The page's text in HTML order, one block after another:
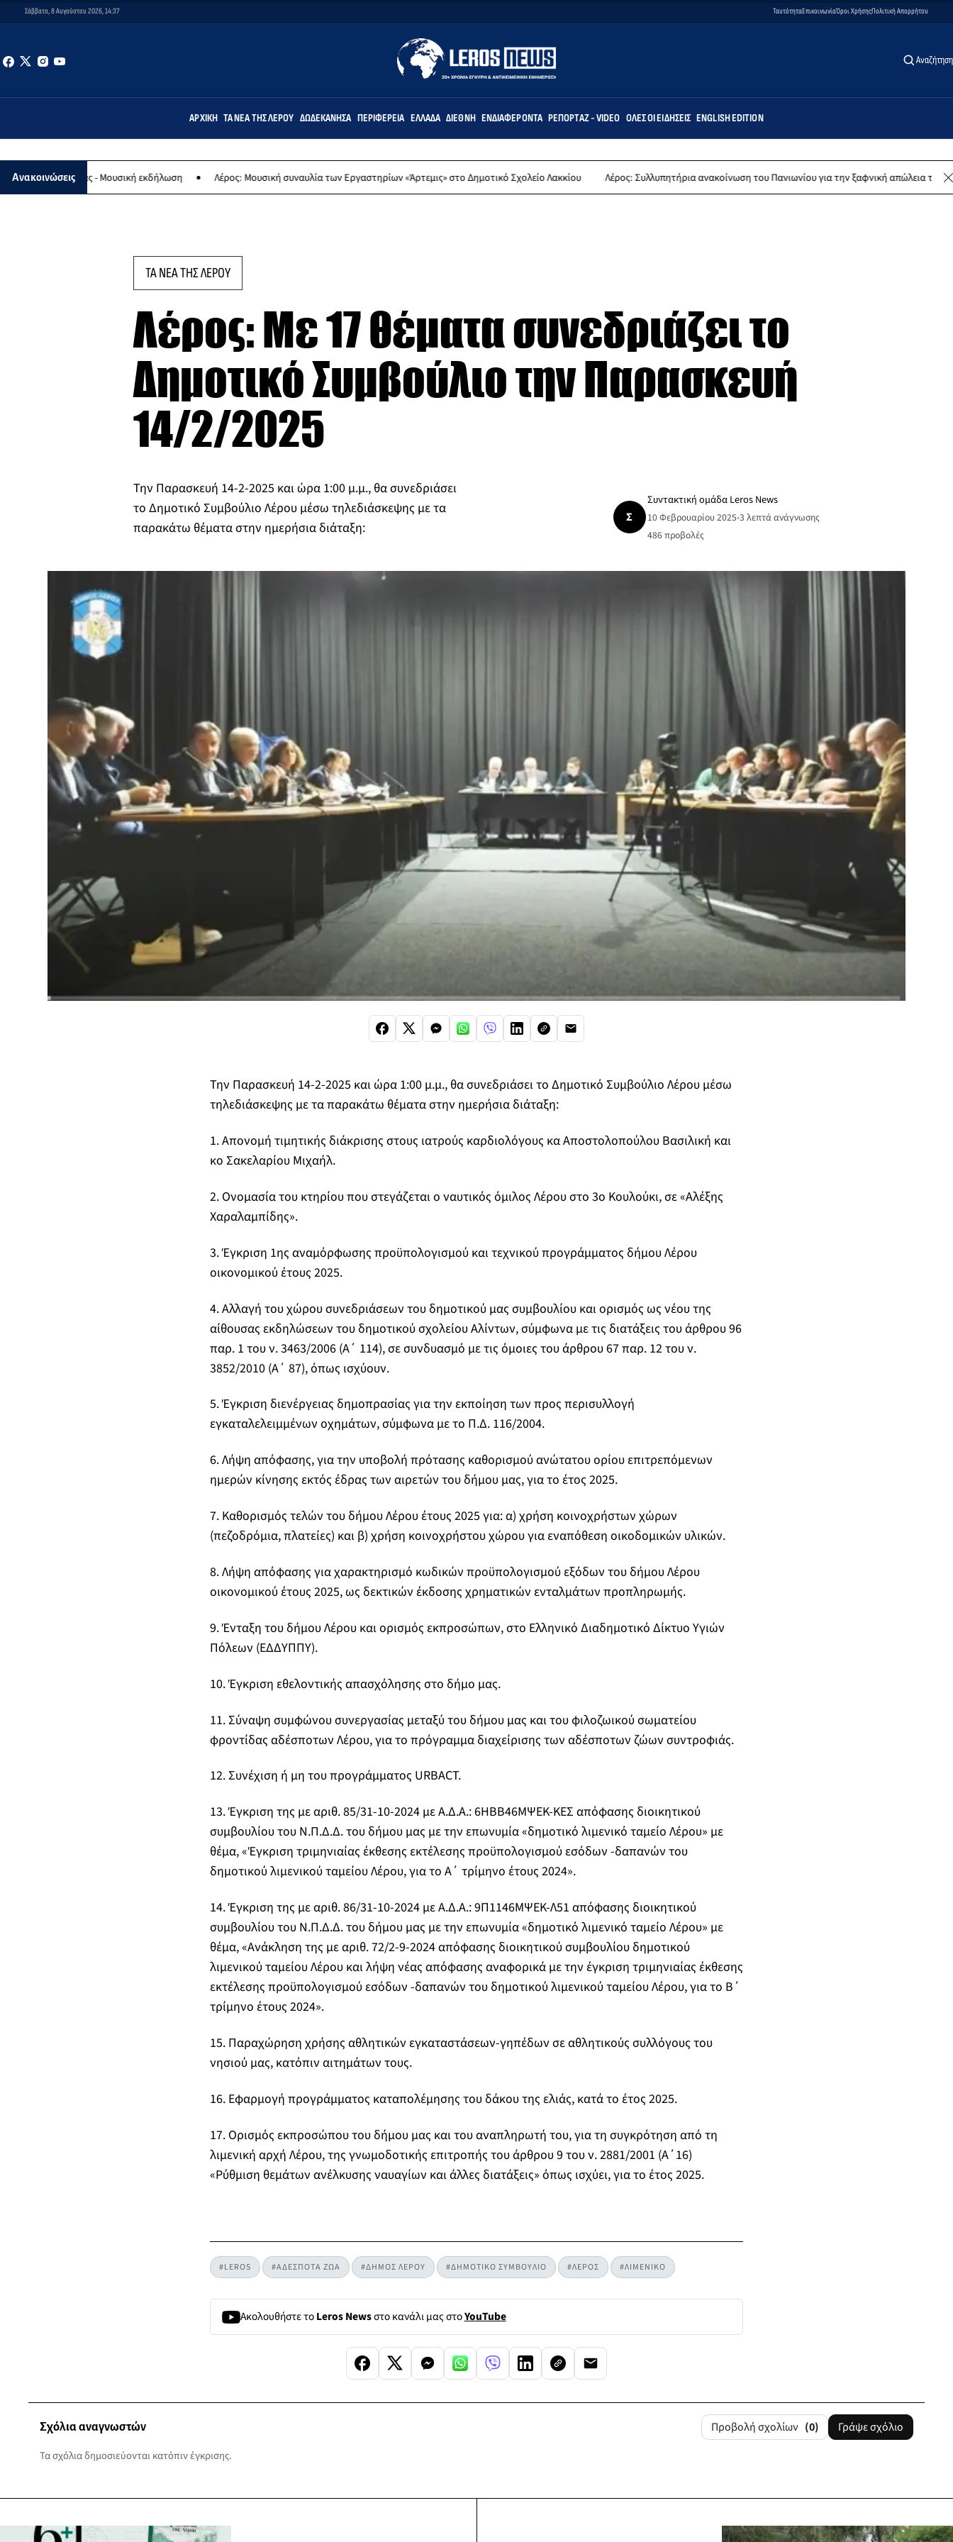
Σάββατο, 8 Αυγούστου 2026, 14:37 ΤαυτότηταΕπικοινωνίαΌροι ΧρήσηςΠολιτική Απορρήτου
Αναζήτηση
ΑΡΧΙΚΉ ΤΑ ΝΈΑ ΤΗΣ ΛΈΡΟΥ ΔΩΔΕΚΆΝΗΣΑ ΠΕΡΙΦΈΡΕΙΑ ΕΛΛΆΔΑ ΔΙΕΘΝΉ ΕΝΔΙΑΦΈΡΟΝΤΑ ΡΕΠΟΡΤΆΖ - VIDEO ΌΛΕΣ ΟΙ ΕΙΔΉΣΕΙΣ ENGLISH EDITION
Ανακοινώσεις
- Μουσική εκδήλωση Λέρος: Μουσική συναυλία των Εργαστηρίων «Άρτεμις» στο Δημοτικό Σχολείο Λακκίου Λέρος: Συλλυπητήρια ανακοίνωση του Πανιωνίου για την ξαφνική απώλεια του Δημήτρη
ΤΑ ΝΕΑ ΤΗΣ ΛΕΡΟΥ
Λέρος: Με 17 θέματα συνεδριάζει το
Δημοτικό Συμβούλιο την Παρασκευή
14/2/2025
Την Παρασκευή 14-2-2025 και ώρα 1:00 μ.μ., θα συνεδριάσει
το Δημοτικό Συμβούλιο Λέρου μέσω τηλεδιάσκεψης με τα
παρακάτω θέματα στην ημερήσια διάταξη:
Σ
Συντακτική ομάδα Leros News
10 Φεβρουαρίου 2025•3 λεπτά ανάγνωσης
486προβολές
Την Παρασκευή 14-2-2025 και ώρα 1:00 μ.μ., θα συνεδριάσει το Δημοτικό Συμβούλιο Λέρου μέσω
τηλεδιάσκεψης με τα παρακάτω θέματα στην ημερήσια διάταξη:
1. Απονομή τιμητικής διάκρισης στους ιατρούς καρδιολόγους κα Αποστολοπούλου Βασιλική και
κο Σακελαρίου Μιχαήλ.
2. Ονομασία του κτηρίου που στεγάζεται ο ναυτικός όμιλος Λέρου στο 3ο Κουλούκι, σε «Αλέξης
Χαραλαμπίδης».
3. Έγκριση 1ης αναμόρφωσης προϋπολογισμού και τεχνικού προγράμματος δήμου Λέρου
οικονομικού έτους 2025.
4. Αλλαγή του χώρου συνεδριάσεων του δημοτικού μας συμβουλίου και ορισμός ως νέου της
αίθουσας εκδηλώσεων του δημοτικού σχολείου Αλίντων, σύμφωνα με τις διατάξεις του άρθρου 96
παρ. 1 του ν. 3463/2006 (Α΄ 114), σε συνδυασμό με τις όμοιες του άρθρου 67 παρ. 12 του ν.
3852/2010 (Α΄ 87), όπως ισχύουν.
5. Έγκριση διενέργειας δημοπρασίας για την εκποίηση των προς περισυλλογή
εγκαταλελειμμένων οχημάτων, σύμφωνα με το Π.Δ. 116/2004.
6. Λήψη απόφασης, για την υποβολή πρότασης καθορισμού ανώτατου ορίου επιτρεπόμενων
ημερών κίνησης εκτός έδρας των αιρετών του δήμου μας, για το έτος 2025.
7. Καθορισμός τελών του δήμου Λέρου έτους 2025 για: α) χρήση κοινοχρήστων χώρων
(πεζοδρόμια, πλατείες) και β) χρήση κοινοχρήστου χώρου για εναπόθεση οικοδομικών υλικών.
8. Λήψη απόφασης για χαρακτηρισμό κωδικών προϋπολογισμού εξόδων του δήμου Λέρου
οικονομικού έτους 2025, ως δεκτικών έκδοσης χρηματικών ενταλμάτων προπληρωμής.
9. Ένταξη του δήμου Λέρου και ορισμός εκπροσώπων, στο Ελληνικό Διαδημοτικό Δίκτυο Υγιών
Πόλεων (ΕΔΔΥΠΠΥ).
10. Έγκριση εθελοντικής απασχόλησης στο δήμο μας.
11. Σύναψη συμφώνου συνεργασίας μεταξύ του δήμου μας και του φιλοζωικού σωματείου
φροντίδας αδέσποτων Λέρου, για το πρόγραμμα διαχείρισης των αδέσποτων ζώων συντροφιάς.
12. Συνέχιση ή μη του προγράμματος URBACT.
13. Έγκριση της με αριθ. 85/31-10-2024 με Α.Δ.Α.: 6ΗΒΒ46MΨΕΚ-ΚΕΣ απόφασης διοικητικού
συμβουλίου του Ν.Π.Δ.Δ. του δήμου μας με την επωνυμία «δημοτικό λιμενικό ταμείο Λέρου» με
θέμα, «Έγκριση τριμηνιαίας έκθεσης εκτέλεσης προϋπολογισμού εσόδων -δαπανών του
δημοτικού λιμενικού ταμείου Λέρου, για το Α΄ τρίμηνο έτους 2024».
14. Έγκριση της με αριθ. 86/31-10-2024 με Α.Δ.Α.: 9Π1146MΨΕΚ-Λ51 απόφασης διοικητικού
συμβουλίου του Ν.Π.Δ.Δ. του δήμου μας με την επωνυμία «δημοτικό λιμενικό ταμείο Λέρου» με
θέμα, «Ανάκληση της με αριθ. 72/2-9-2024 απόφασης διοικητικού συμβουλίου δημοτικού
λιμενικού ταμείου Λέρου και λήψη νέας απόφασης αναφορικά με την έγκριση τριμηνιαίας έκθεσης
εκτέλεσης προϋπολογισμού εσόδων -δαπανών του δημοτικού λιμενικού ταμείου Λέρου, για το Β΄
τρίμηνο έτους 2024».
15. Παραχώρηση χρήσης αθλητικών εγκαταστάσεων-γηπέδων σε αθλητικούς συλλόγους του
νησιού μας, κατόπιν αιτημάτων τους.
16. Εφαρμογή προγράμματος καταπολέμησης του δάκου της ελιάς, κατά το έτος 2025.
17. Ορισμός εκπροσώπου του δήμου μας και του αναπληρωτή του, για τη συγκρότηση από τη
λιμενική αρχή Λέρου, της γνωμοδοτικής επιτροπής του άρθρου 9 του ν. 2881/2001 (Α΄16)
«Ρύθμιση θεμάτων ανέλκυσης ναυαγίων και άλλες διατάξεις» όπως ισχύει, για το έτος 2025.
#LEROS #ΑΔΕΣΠΟΤΑ ΖΩΑ #ΔΗΜΟΣ ΛΕΡΟΥ #ΔΗΜΟΤΙΚΟ ΣΥΜΒΟΥΛΙΟ #ΛΕΡΟΣ #ΛΙΜΕΝΙΚΟ
Ακολουθήστε τοLeros Newsστο κανάλι μας στοYouTube
Σχόλια αναγνωστών Προβολή σχολίων (0) Γράψε σχόλιο
Τα σχόλια δημοσιεύονται κατόπιν έγκρισης.